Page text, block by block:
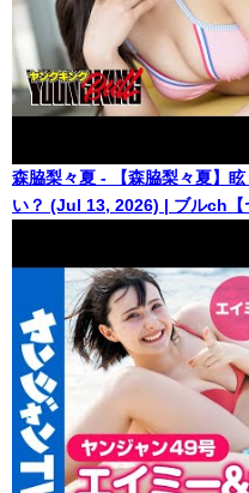
森脇梨々夏 - 【森脇梨々夏】
い？ (Jul 13, 2026) | ブルch【